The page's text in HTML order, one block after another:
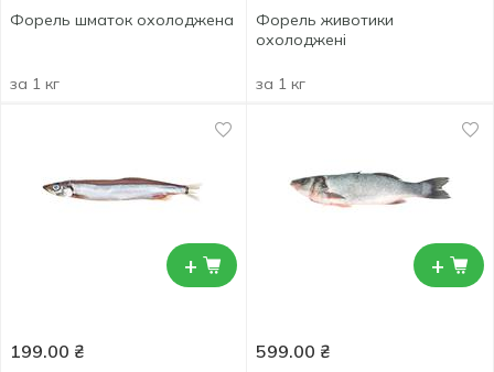
Форель шматок охолоджена
за 1 кг
Форель животики
охолоджені
за 1 кг
+
199.00 ₴
+
599.00 ₴